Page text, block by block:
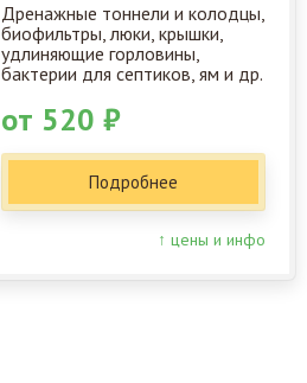
Дренажные тоннели и колодцы,
биофильтры, люки, крышки,
удлиняющие горловины,
бактерии для септиков, ям и др.
от 520 ₽
Подробнее
↑ цены и инфо